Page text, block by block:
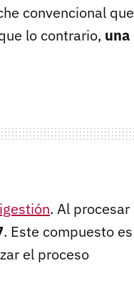
convencional que
lo contrario, una
. Al procesar
. Este compuesto es
el proceso